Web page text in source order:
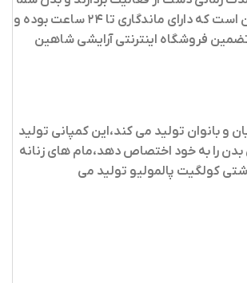
تقریبا خشک بماند،مام استیک لیدی اسپید یک ضد تعریق بسیار خوب و با کیفیت،بدون ایجاد حساسیت است و فاقد الکل است،یکی از مزایای این محصول این است که دارای ماندگاری تا ۲۴ ساعت بوده و
فروشگاه اینترنتی آرایشی شاهین
و بانوان تولید می کند،این کمپانی تولید
را به خود اختصاص دهد،مام های زنانه
کولگیت پالمولیو تولید می